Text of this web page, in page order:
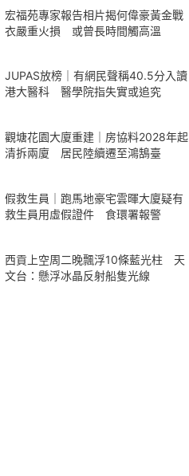
宏福苑專家報告相片揭何偉豪黃金戰
衣嚴重火損 或曾長時間觸高溫
JUPAS放榜｜有網民聲稱40.5分入讀
港大醫科 醫學院指失實或追究
觀塘花園大廈重建｜房協料2028年起
清拆兩廈 居民陸續遷至鴻鵠臺
假救生員｜跑馬地豪宅雲暉大廈疑有
救生員用虛假證件 食環署報警
西貢上空周二晚飄浮10條藍光柱 天
文台：懸浮冰晶反射船隻光線